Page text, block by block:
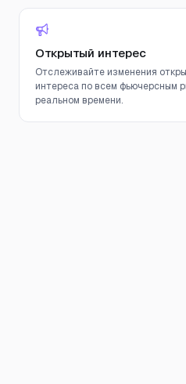
Открытый интерес
Отслеживайте изменения
интереса по всем фьючерсным
реальном времени.